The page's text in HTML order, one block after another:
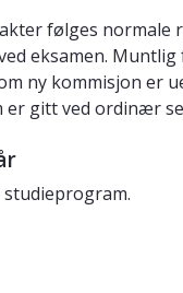
følges normale
eksamen.
ny kommisjon er
er gitt ved ordinær